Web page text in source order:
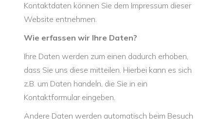
Kontaktdaten können Sie dem Impressum dieser
Website entnehmen.
Wie erfassen wir Ihre Daten?
Ihre Daten werden zum einen dadurch erhoben,
dass Sie uns diese mitteilen. Hierbei kann es sich
z.B. um Daten handeln, die Sie in ein
Kontaktformular eingeben.
Andere Daten werden automatisch beim Besuch